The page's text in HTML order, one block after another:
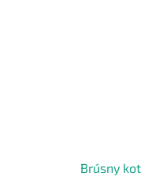
Brúsny